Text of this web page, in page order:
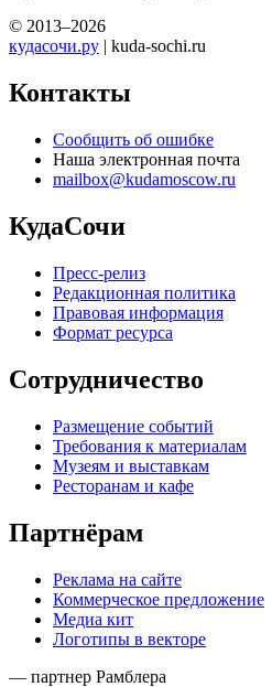
© 2013–2026
кудасочи.ру | kuda-sochi.ru
Контакты
Сообщить об ошибке
Наша электронная почта
mailbox@kudamoscow.ru
КудаСочи
Пресс-релиз
Редакционная политика
Правовая информация
Формат ресурса
Сотрудничество
Размещение событий
Требования к материалам
Музеям и выставкам
Ресторанам и кафе
Партнёрам
Реклама на сайте
Коммерческое предложение
Медиа кит
Логотипы в векторе
— партнер Рамблера